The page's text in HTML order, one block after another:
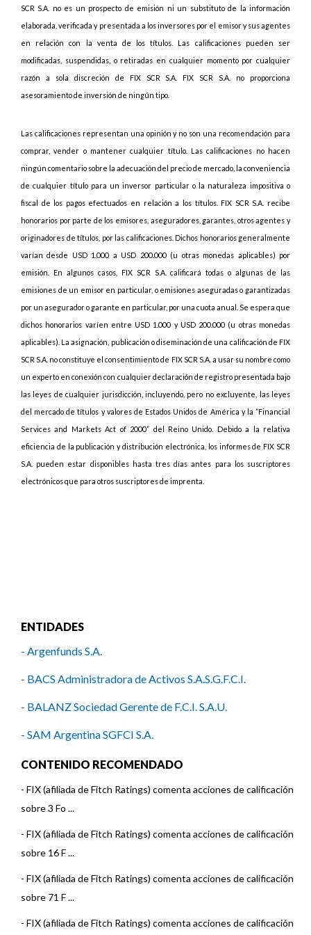
SCR S.A. no es un prospecto de emisión ni un substituto de la información
elaborada, verificada y presentada a los inversores por el emisor y sus agentes
en relación con la venta de los títulos. Las calificaciones pueden ser
modificadas, suspendidas, o retiradas en cualquier momento por cualquier
razón a sola discreción de FIX SCR S.A. FIX SCR S.A. no proporciona
asesoramiento de inversión de ningún tipo.
Las calificaciones representan una opinión y no son una recomendación para
comprar, vender o mantener cualquier título. Las calificaciones no hacen
ningún comentario sobre la adecuación del precio de mercado, la conveniencia
de cualquier título para un inversor particular o la naturaleza impositiva o
fiscal de los pagos efectuados en relación a los títulos. FIX SCR S.A. recibe
honorarios por parte de los emisores, aseguradores, garantes, otros agentes y
originadores de títulos, por las calificaciones. Dichos honorarios generalmente
varían desde USD 1.000 a USD 200.000 (u otras monedas aplicables) por
emisión. En algunos casos, FIX SCR S.A. calificará todas o algunas de las
emisiones de un emisor en particular, o emisiones aseguradas o garantizadas
por un asegurador o garante en particular, por una cuota anual. Se espera que
dichos honorarios varíen entre USD 1.000 y USD 200.000 (u otras monedas
aplicables). La asignación, publicación o diseminación de una calificación de FIX
SCR S.A. no constituye el consentimiento de FIX SCR S.A. a usar su nombre como
un experto en conexión con cualquier declaración de registro presentada bajo
las leyes de cualquier jurisdicción, incluyendo, pero no excluyente, las leyes
del mercado de títulos y valores de Estados Unidos de América y la “Financial
Services and Markets Act of 2000” del Reino Unido. Debido a la relativa
eficiencia de la publicación y distribución electrónica, los informes de FIX SCR
S.A. pueden estar disponibles hasta tres días antes para los suscriptores
electrónicos que para otros suscriptores de imprenta.
ENTIDADES
- Argenfunds S.A.
- BACS Administradora de Activos S.A.S.G.F.C.I.
- BALANZ Sociedad Gerente de F.C.I. S.A.U.
- SAM Argentina SGFCI S.A.
- Delta Asset Management S.A.
- ICBC Investments Argentina S.A.S.G.F.C.I.
- BMA Asset Management SAU
- Patagonia Inversora S.A. Sociedad Gerente de Fondos
Comunes de Inversión
CONTENIDO RECOMENDADO
- FIX (afiliada de Fitch Ratings) comenta acciones de calificación
sobre 3 Fo ...
- FIX (afiliada de Fitch Ratings) comenta acciones de calificación
sobre 16 F ...
- FIX (afiliada de Fitch Ratings) comenta acciones de calificación
sobre 71 F ...
- FIX (afiliada de Fitch Ratings) comenta acciones de calificación